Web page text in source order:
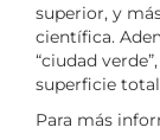
superior, y
científica.
“ciudad
superficie
Para más